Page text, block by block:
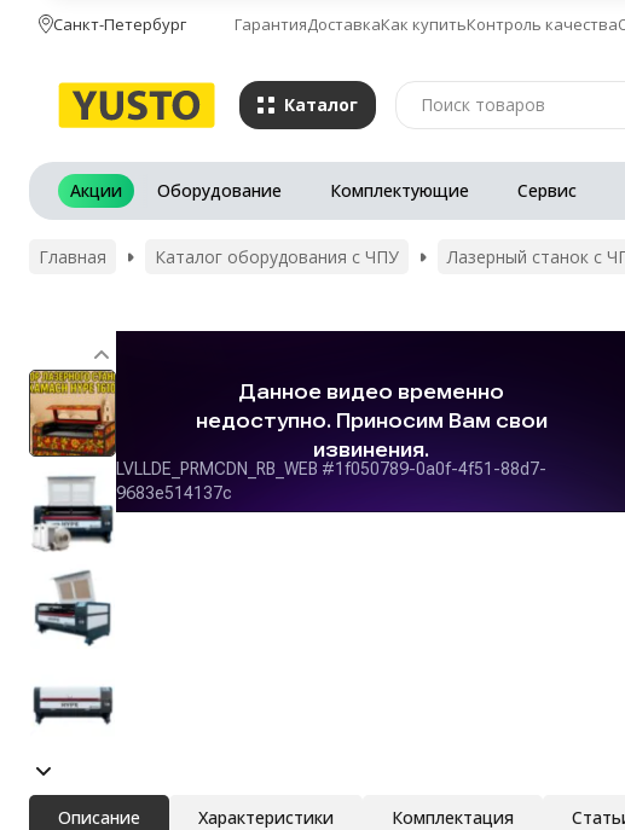
Санкт-Петербург ГарантияДоставкаКак купитьКонтроль качества
Каталог
Акции Оборудование Комплектующие Сервис
Главная Каталог оборудования с ЧПУ Лазерный станок с
Описание Характеристики Комплектация